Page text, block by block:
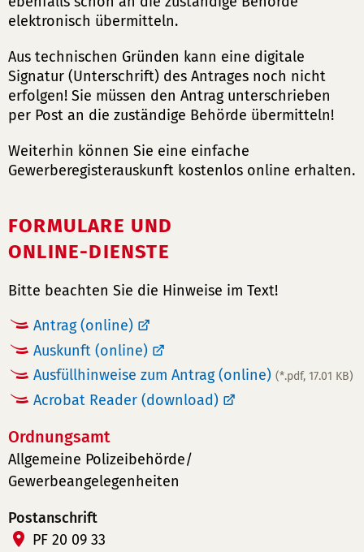
elektronisch übermitteln.
Aus technischen Gründen kann eine digitale
Signatur (Unterschrift) des Antrages noch nicht
erfolgen! Sie müssen den Antrag unterschrieben
per Post an die zuständige Behörde übermitteln!
Weiterhin können Sie eine einfache
Gewerberegisterauskunft kostenlos online erhalten.
FORMULARE UND
ONLINE-DIENSTE
Bitte beachten Sie die Hinweise im Text!
Antrag (online)
Auskunft (online)
Ausfüllhinweise zum Antrag (online) (*.pdf, 17.01 KB)
Acrobat Reader (download)
Ordnungsamt
Allgemeine Polizeibehörde/
Gewerbeangelegenheiten
Postanschrift
PF 20 09 33